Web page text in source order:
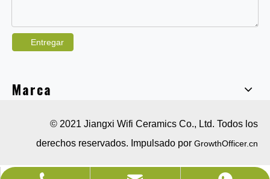
Entregar
Marca
© 2021 Jiangxi Wifi Ceramics Co., Ltd. Todos los
derechos reservados. Impulsado por GrowthOfficer.cn